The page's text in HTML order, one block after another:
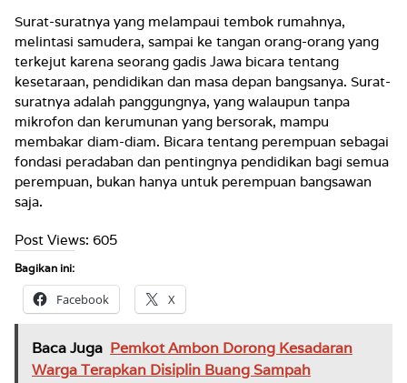
Surat-suratnya yang melampaui tembok rumahnya,
melintasi samudera, sampai ke tangan orang-orang yang
terkejut karena seorang gadis Jawa bicara tentang
kesetaraan, pendidikan dan masa depan bangsanya. Surat-
suratnya adalah panggungnya, yang walaupun tanpa
mikrofon dan kerumunan yang bersorak, mampu
membakar diam-diam. Bicara tentang perempuan sebagai
fondasi peradaban dan pentingnya pendidikan bagi semua
perempuan, bukan hanya untuk perempuan bangsawan
saja.
Post Views: 605
Bagikan ini:
Facebook X
Baca Juga Pemkot Ambon Dorong Kesadaran
Warga Terapkan Disiplin Buang Sampah